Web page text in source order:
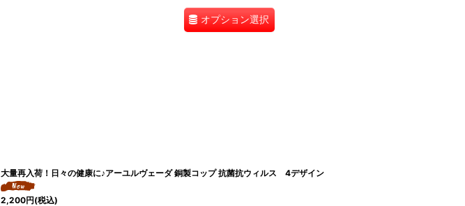
オプション選択
大量再入荷！日々の健康に♪アーユルヴェーダ 銅製コップ 抗菌抗ウィルス 4デザイン
2,200円(税込)